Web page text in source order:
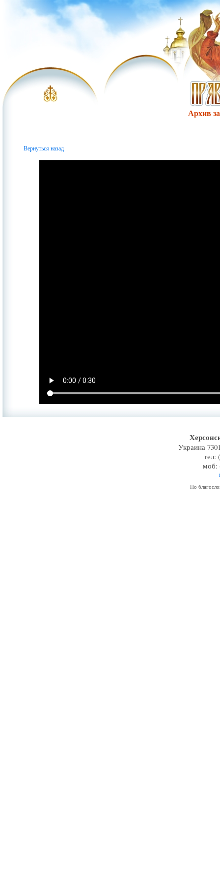
Архив
Вернуться назад
Украина
тел:
моб:
По